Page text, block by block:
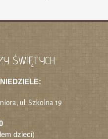
ŚWIĘTYCH
ul. Szkolna 19
dzieci)